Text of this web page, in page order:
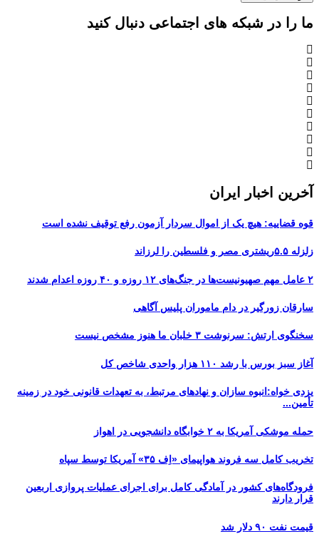
ما را در شبکه های اجتماعی دنبال کنید
آخرین اخبار ایران
قوه قضاییه: هیچ یک از اموال سردار آزمون رفع توقیف نشده است
زلزله ۵.۵ریشتری مصر و فلسطین را لرزاند
۲ عامل مهم صهیونیست‌ها در جنگ‌های ۱۲ روزه و ۴۰ روزه اعدام شدند
سارقان زورگیر در دام ماموران پلیس آگاهی
سخنگوی ارتش: سرنوشت ۳ خلبان ما هنوز مشخص نیست
آغاز سبز بورس با رشد ۱۱۰ هزار واحدی شاخص کل
یزدی خواه:انبوه سازان و نهادهای مرتبط، به تعهدات قانونی خود در زمینه
تأمین...
حمله موشکی آمریکا به ۲ خوابگاه دانشجویی در اهواز
تخریب کامل سه فروند هواپیمای «اِف ۳۵» آمریکا توسط سپاه
فرودگاه‌های کشور در آمادگی کامل برای اجرای عملیات پروازی اربعین
قرار دارند
قیمت نفت ۹۰ دلار شد